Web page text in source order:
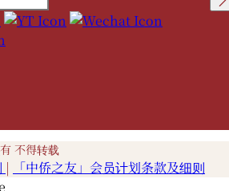
Please leave this field
empty.
有 不得转载
| 「中侨之友」会员计划条款及细则